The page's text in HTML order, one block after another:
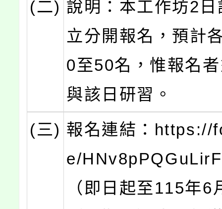
(二) 說明：本工作坊2
立分開報名，預計
0至50名，惟報名
與該日研習。
(三) 報名連結：https://
e/
（即日起至115年6